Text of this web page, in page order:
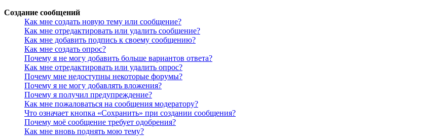
Создание сообщений
Как мне создать новую тему или сообщение?
Как мне отредактировать или удалить сообщение?
Как мне добавить подпись к своему сообщению?
Как мне создать опрос?
Почему я не могу добавить больше вариантов ответа?
Как мне отредактировать или удалить опрос?
Почему мне недоступны некоторые форумы?
Почему я не могу добавлять вложения?
Почему я получил предупреждение?
Как мне пожаловаться на сообщения модератору?
Что означает кнопка «Сохранить» при создании сообщения?
Почему моё сообщение требует одобрения?
Как мне вновь поднять мою тему?